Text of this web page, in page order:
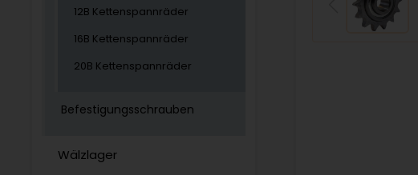
12B Kettenspannräder
16B Kettenspannräder
20B Kettenspannräder
Befestigungsschrauben
Wälzlager